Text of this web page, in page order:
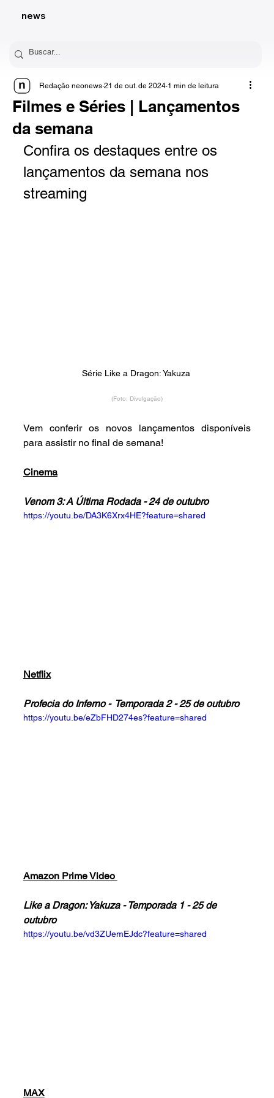
news
Filmes e Séries | Lançamentos
da semana
Redação neonews 21 de out. de 2024 1 min de leitura
Confira os destaques entre os
lançamentos da semana nos
streaming
Série Like a Dragon: Yakuza
(Foto: Divulgação)
Vem conferir os novos lançamentos disponíveis
para assistir no final de semana!
Cinema
Venom 3: A Última Rodada - 24 de outubro
https://youtu.be/DA3K6Xrx4HE?feature=shared
Netflix
Profecia do Inferno -  Temporada 2 - 25 de outubro
https://youtu.be/eZbFHD274es?feature=shared
Amazon Prime Video
Like a Dragon: Yakuza - Temporada 1 - 25 de
outubro
https://youtu.be/vd3ZUemEJdc?feature=shared
MAX